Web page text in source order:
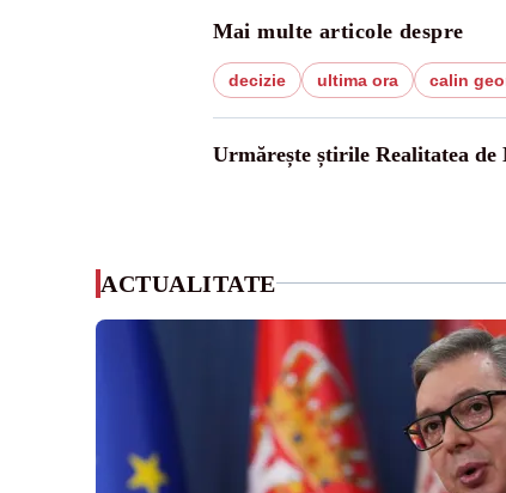
Mai multe articole despre
decizie ultima ora calin
Urmărește știrile Realitatea de
ACTUALITATE